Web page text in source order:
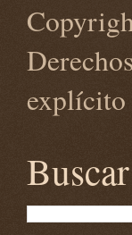
explícito